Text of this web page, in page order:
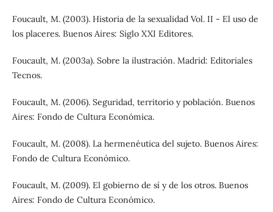
Foucault, M. (2003). Historia de la sexualidad Vol. II - El uso de
los placeres. Buenos Aires: Siglo XXI Editores.
Foucault, M. (2003a). Sobre la ilustración. Madrid: Editoriales
Tecnos.
Foucault, M. (2006). Seguridad, territorio y población. Buenos
Aires: Fondo de Cultura Económica.
Foucault, M. (2008). La hermenéutica del sujeto. Buenos Aires:
Fondo de Cultura Económico.
Foucault, M. (2009). El gobierno de sí y de los otros. Buenos
Aires: Fondo de Cultura Económico.